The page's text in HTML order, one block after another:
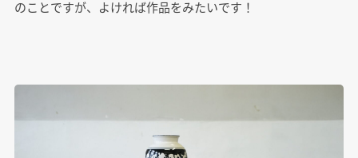
のことですが、よければ作品をみたいです！